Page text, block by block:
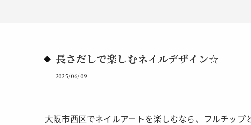
長さだしで楽しむネイルデザイン☆
2025/06/09
大阪市西区でネイルアートを楽しむなら、フルチッ